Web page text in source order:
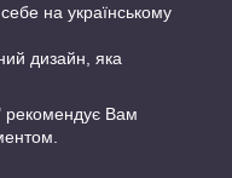
на українському
дизайн, яка
рекомендує Вам